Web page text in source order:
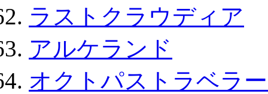
ラストクラウディア
アルケランド
オクトパストラベラ